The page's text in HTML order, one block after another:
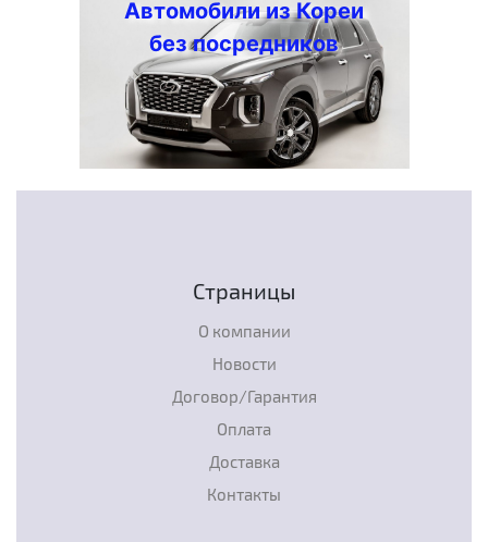
Автомобили из Кореи
без посредников
Страницы
О компании
Новости
Договор/Гарантия
Оплата
Доставка
Контакты